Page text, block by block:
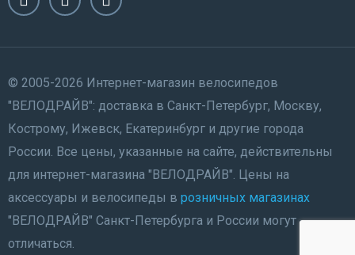
© 2005-2026 Интернет-магазин велосипедов
"ВЕЛОДРАЙВ": доставка в Санкт-Петербург, Москву,
Кострому, Ижевск, Екатеринбург и другие города
России. Все цены, указанные на сайте, действительны
для интернет-магазина "ВЕЛОДРАЙВ". Цены на
аксессуары и велосипеды в розничных магазинах
"ВЕЛОДРАЙВ" Санкт-Петербурга и России могут
отличаться.